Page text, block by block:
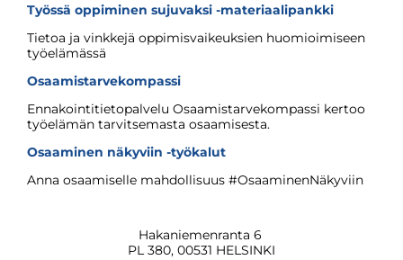
Työssä oppiminen sujuvaksi -materiaalipankki
Tietoa ja vinkkejä oppimisvaikeuksien huomioimiseen
työelämässä
Osaamistarvekompassi
Ennakointitietopalvelu Osaamistarvekompassi kertoo
työelämän tarvitsemasta osaamisesta.
Osaaminen näkyviin -työkalut
Anna osaamiselle mahdollisuus #OsaaminenNäkyviin
Hakaniemenranta 6
PL 380, 00531 HELSINKI